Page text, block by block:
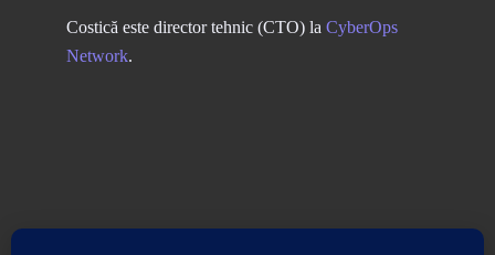
Costică este director tehnic (CTO) la CyberOps
Network.